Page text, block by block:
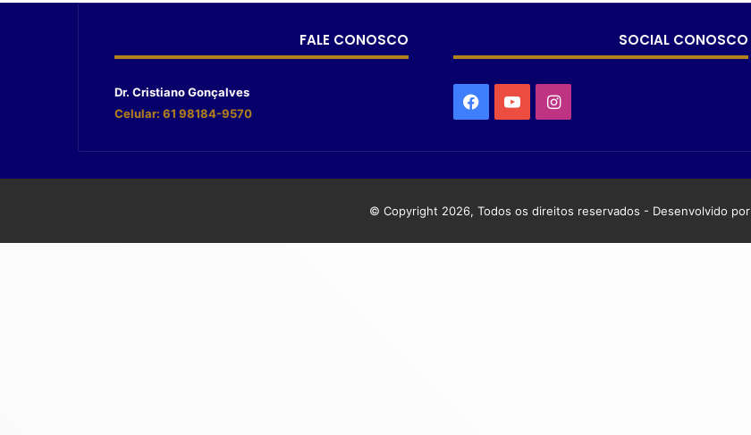
FALE CONOSCO
Dr. Cristiano Gonçalves
Celular: 61 98184-9570
SOCIAL CONOSCO
© Copyright 2026, Todos os direitos reservados - Desenvolvido por